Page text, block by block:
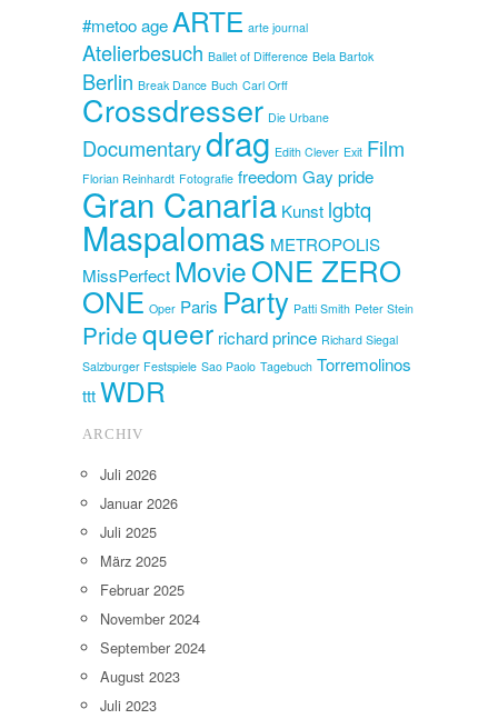
#metooageARTE arte journal
Atelierbesuch Ballet of Difference Bela Bartok
Berlin Break Dance Buch Carl Orff
Crossdresser Die Urbane
Documentarydrag Edith Clever Exit Film
Florian Reinhardt Fotografie freedom Gay pride
Gran Canaria Kunst lgbtq
Maspalomas METROPOLIS
MissPerfect MovieONE ZERO
ONE Oper Paris Party Patti Smith Peter Stein
Pridequeer richard prince Richard Siegal
Salzburger Festspiele Sao Paolo Tagebuch Torremolinos
tttWDR
ARCHIV
Juli 2026
Januar 2026
Juli 2025
März 2025
Februar 2025
November 2024
September 2024
August 2023
Juli 2023